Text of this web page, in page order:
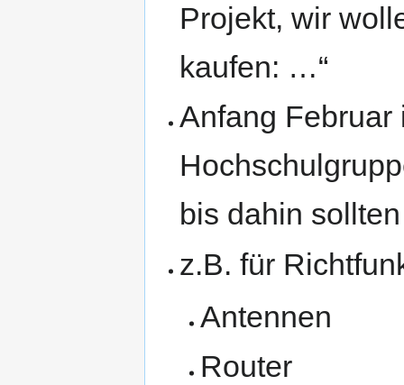
Projekt, wir
kaufen: …“
Anfang Februar
bis dahin
z.B. für
Antennen
Router